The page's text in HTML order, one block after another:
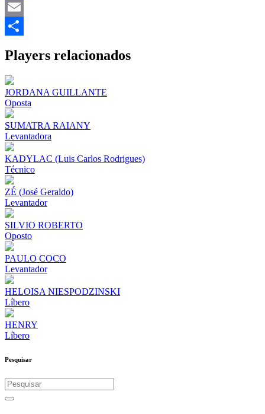
Mastodon
Email
Players relacionados
JORDANA GUILLANTE
Oposta
SUMATRA RAIANY
Levantadora
KADYLAC (Luis Carlos Rodrigues)
Técnico
ZÉ (José Geraldo)
Levantador
SILVIO ROBERTO
Oposto
PAULO COCO
Levantador
HELOISA NIESPODZINSKI
Líbero
HENRY
Líbero
Pesquisar